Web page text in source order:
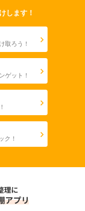
します！
取ろう！
ゲット！
ク！